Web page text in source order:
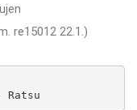
22.1.)
Ratsu